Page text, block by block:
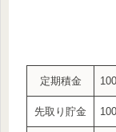
定期積金
先取り貯金